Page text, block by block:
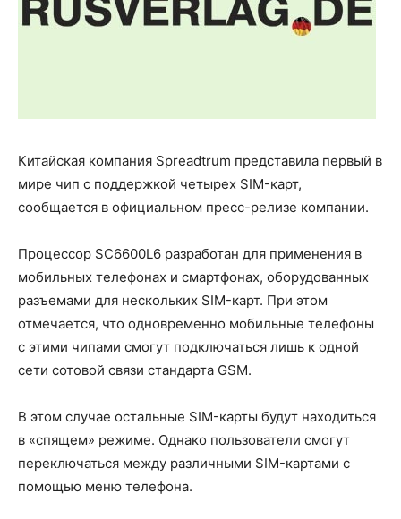
Китайская компания Spreadtrum представила первый в
мире чип с поддержкой четырех SIM-карт,
сообщается в официальном пресс-релизе компании.
Процессор SC6600L6 разработан для применения в
мобильных телефонах и смартфонах, оборудованных
разъемами для нескольких SIM-карт. При этом
отмечается, что одновременно мобильные телефоны
с этими чипами смогут подключаться лишь к одной
сети сотовой связи стандарта GSM.
В этом случае остальные SIM-карты будут находиться
в «спящем» режиме. Однако пользователи смогут
переключаться между различными SIM-картами с
помощью меню телефона.